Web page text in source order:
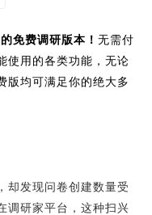
免费调研版本！ 无需付
使用的各类功能，无论
版均可满足你的绝大多
却发现问卷创建数量受
调研家平台，这种扫兴